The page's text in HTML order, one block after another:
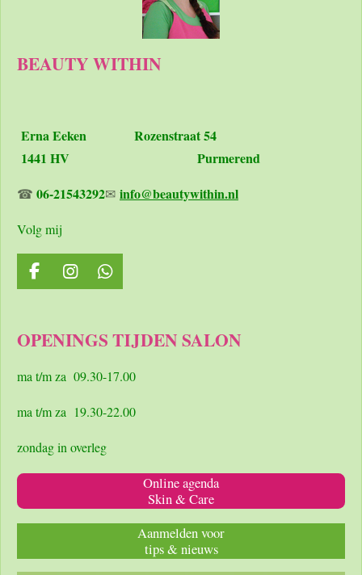
BEAUTY WITHIN
Erna Eeken Rozenstraat 54
1441 HV Purmerend
☎ 06-21543292✉ info@beautywithin.nl
Volg mij
F
a
b
o
I
n
a
r
m
W
h
s
p
OPENINGS TIJDEN SALON
ma t/m za 09.30-17.00
ma t/m za 19.30-22.00
zondag in overleg
Online agenda
Skin & Care
Aanmelden voor
tips & nieuws